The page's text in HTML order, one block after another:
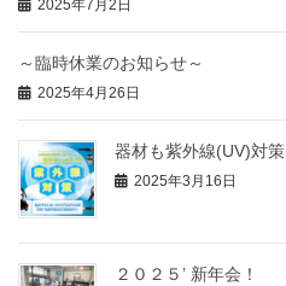
2025年7月2日
～臨時休業のお知らせ～
2025年4月26日
器材も紫外線(UV)対策
2025年3月16日
２０２５’ 新年会！